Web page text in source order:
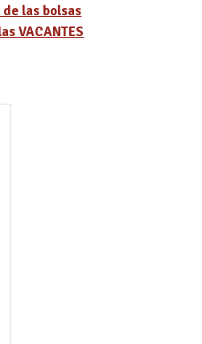
las bolsas
VACANTES